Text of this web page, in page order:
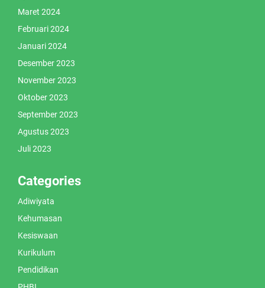
Maret 2024
Februari 2024
Januari 2024
Desember 2023
November 2023
Oktober 2023
September 2023
Agustus 2023
Juli 2023
Categories
Adiwiyata
Kehumasan
Kesiswaan
Kurikulum
Pendidikan